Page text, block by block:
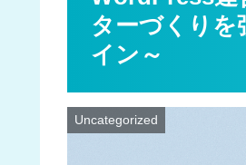
ターづくり
イン～
Uncategorized